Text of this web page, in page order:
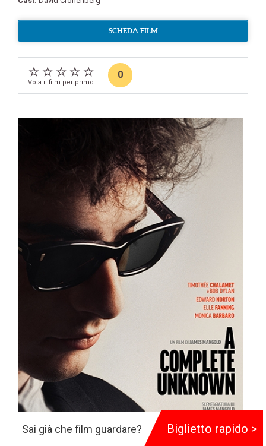
SCHEDA FILM
Vota il film per primo
0
Sai già che film guardare? Biglietto rapido >